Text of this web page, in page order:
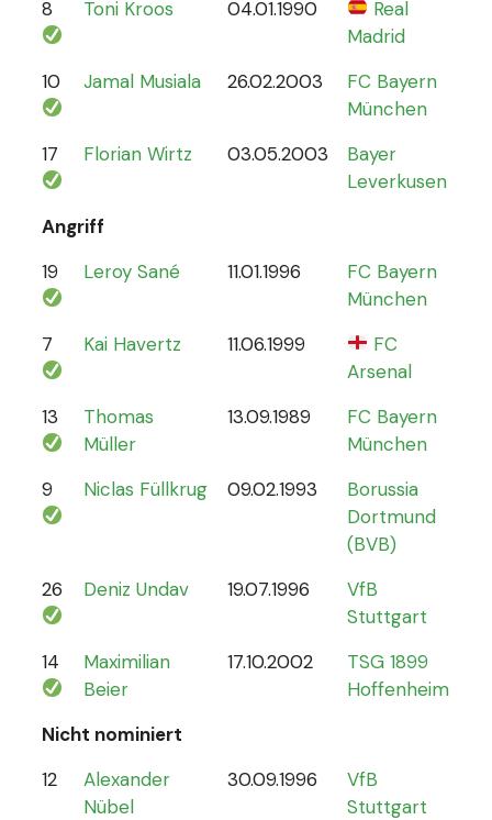
8 Toni Kroos 04.01.1990
Real
Madrid
10 Jamal Musiala 26.02.2003
FC Bayern
München
17 Florian Wirtz 03.05.2003
Bayer
Leverkusen
Angriff
19
Leroy Sané 11.01.1996
FC Bayern
München
7 Kai Havertz 11.06.1999
FC
Arsenal
13
Thomas
Müller
13.09.1989
FC Bayern
München
9 Niclas Füllkrug 09.02.1993
Borussia
Dortmund
(BVB)
26 Deniz Undav 19.07.1996
VfB
Stuttgart
14
Maximilian
Beier
17.10.2002
TSG 1899
Hoffenheim
Nicht nominiert
12
Alexander
Nübel
30.09.1996
VfB
Stuttgart